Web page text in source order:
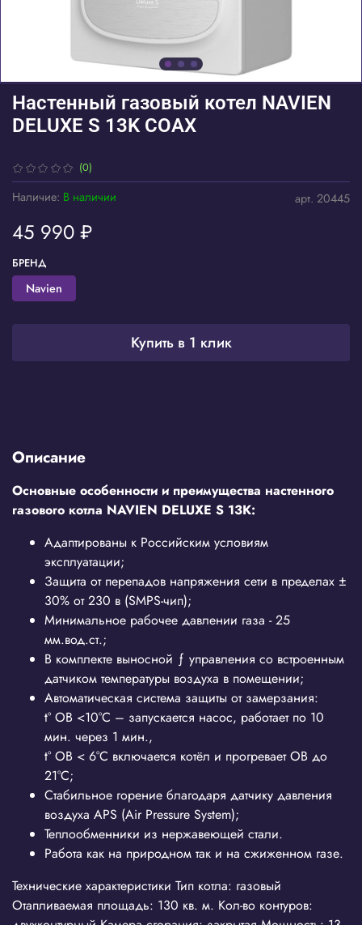
(0)
арт. 20445
Наличие: В наличии
Настенный газовый котел NAVIEN
DELUXE S 13K COAX
45 990 ₽
Купить в 1 клик
БРЕНД
Navien
Описание
Основные особенности и преимущества настенного
газового котла NAVIEN DELUXE S 13K:
Адаптированы к Российским условиям
эксплуатации;
Защита от перепадов напряжения сети в пределах ±
30% от 230 в (SMPS-чип);
Минимальное рабочее давлении газа - 25
мм.вод.ст.;
В комплекте выносной ƒ управления со встроенным
датчиком температуры воздуха в помещении;
Автоматическая система защиты от замерзания:
t° ОВ <10°C – запускается насос, работает по 10
мин. через 1 мин.,
t° ОВ < 6°C включается котёл и прогревает ОВ до
21°C;
Стабильное горение благодаря датчику давления
воздуха APS (Air Pressure System);
Теплообменники из нержавеющей стали.
Работа как на природном так и на сжиженном газе.
Технические характеристики Тип котла: газовый
Отапливаемая площадь: 130 кв. м. Кол-во контуров: